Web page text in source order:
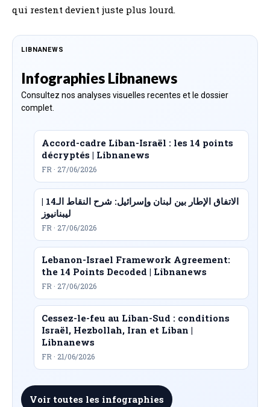
qui restent devient juste plus lourd.
LIBNANEWS
Infographies Libnanews
Consultez nos analyses visuelles recentes et le dossier
complet.
Accord-cadre Liban-Israël : les 14 points
décryptés | Libnanews
FR · 27/06/2026
الاتفاق الإطار بين لبنان وإسرائيل: شرح النقاط الـ14 |
ليبنانيوز
FR · 27/06/2026
Lebanon-Israel Framework Agreement:
the 14 Points Decoded | Libnanews
FR · 27/06/2026
Cessez-le-feu au Liban-Sud : conditions
Israël, Hezbollah, Iran et Liban |
Libnanews
FR · 21/06/2026
Voir toutes les infographies